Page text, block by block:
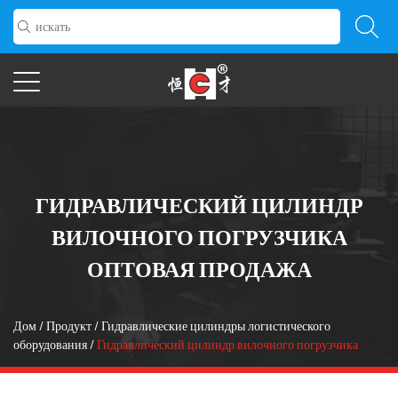
ГИДРАВЛИЧЕСКИЙ ЦИЛИНДР
ВИЛОЧНОГО ПОГРУЗЧИКА
ОПТОВАЯ ПРОДАЖА
Дом /Продукт/Гидравлические цилиндры логистического
оборудования /Гидравлический цилиндр вилочного погрузчика